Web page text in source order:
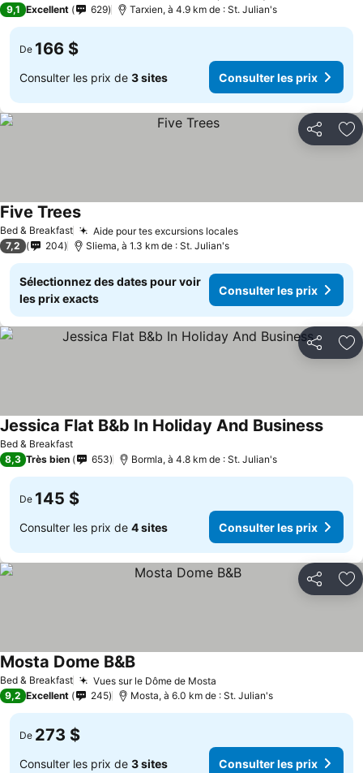
9,1 Excellent 629 Tarxien, à 4.9 km de : St. Julian's
De 166 $
Consulter les prix de 3 sites Consulter les prix
Partager
Bed & Breakfast Aide pour tes excursions locales
Five Trees
7,2 204 Sliema, à 1.3 km de : St. Julian's
Sélectionnez des dates pour voir
les prix exacts
Consulter les prix
Partager
Bed & Breakfast
Jessica Flat B&b In Holiday And Business
8,3 Très bien 653 Bormla, à 4.8 km de : St. Julian's
De 145 $
Consulter les prix de 4 sites Consulter les prix
Partager
Bed & Breakfast Vues sur le Dôme de Mosta
Mosta Dome B&B
9,2 Excellent 245 Mosta, à 6.0 km de : St. Julian's
De 273 $
Consulter les prix de 3 sites Consulter les prix